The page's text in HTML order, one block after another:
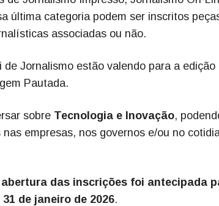
última categoria podem ser inscritos
associadas ou não.
Jornalismo estão valendo para a edição
Pautada.
sobre Tecnologia e Inovação,
empresas, nos governos e/ou no
das inscrições foi antecipada
de janeiro de 2026.